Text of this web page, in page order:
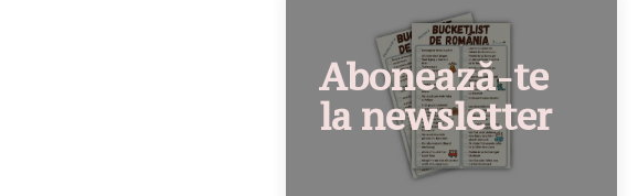
Abonează-te
la newsletter